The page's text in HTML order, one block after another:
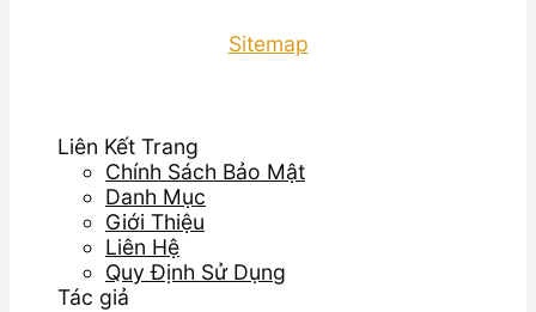
Sitemap
Liên Kết Trang
Chính Sách Bảo Mật
Danh Mục
Giới Thiệu
Liên Hệ
Quy Định Sử Dụng
Tác giả